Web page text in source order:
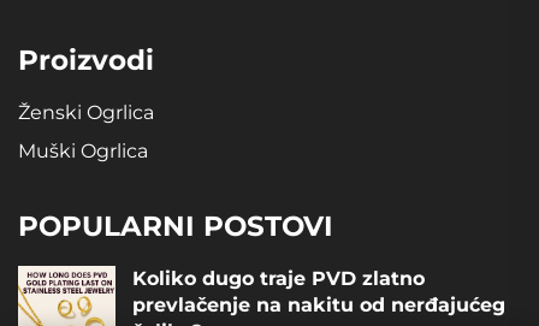
Proizvodi
Ženski Ogrlica
Muški Ogrlica
POPULARNI POSTOVI
Koliko dugo traje PVD zlatno
prevlačenje na nakitu od nerđajućeg